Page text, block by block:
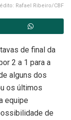
Rafael Ribeiro/CBF
de final da
2 a 1 para a
alguns dos
os últimos
equipe
de